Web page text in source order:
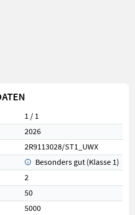
1 / 1
2026
2R9113028/ST1_UWX
Besonders gut (Klasse 1)
2
50
5000